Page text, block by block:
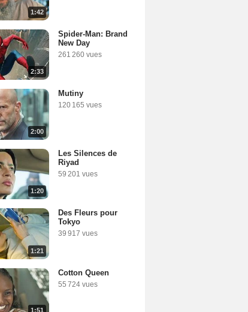
1:42
2:33
Spider-Man: Brand
New Day
261 260 vues
2:00
Mutiny
120 165 vues
1:20
Les Silences de
Riyad
59 201 vues
1:21
Des Fleurs pour
Tokyo
39 917 vues
1:51
Cotton Queen
55 724 vues